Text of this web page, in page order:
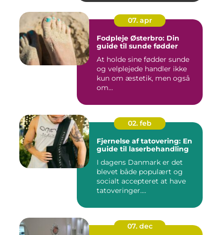
07. apr
Fodpleje Østerbro: Din
guide til sunde fødder
At holde sine fødder sunde
og velplejede handler ikke
kun om æstetik, men også
om...
02. feb
Fjernelse af tatovering: En
guide til laserbehandling
I dagens Danmark er det
blevet både populært og
socialt accepteret at have
tatoveringer....
07. dec